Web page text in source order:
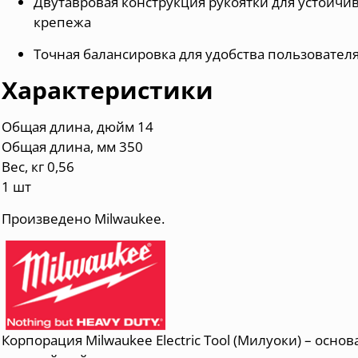
крепежа
Точная балансировка для удобства
Характеристики
Общая длина, дюйм 14
Общая длина, мм 350
Вес, кг 0,56
1 шт
Произведено Milwaukee.
Корпорация Milwaukee Electric Tool (Милуоки) –